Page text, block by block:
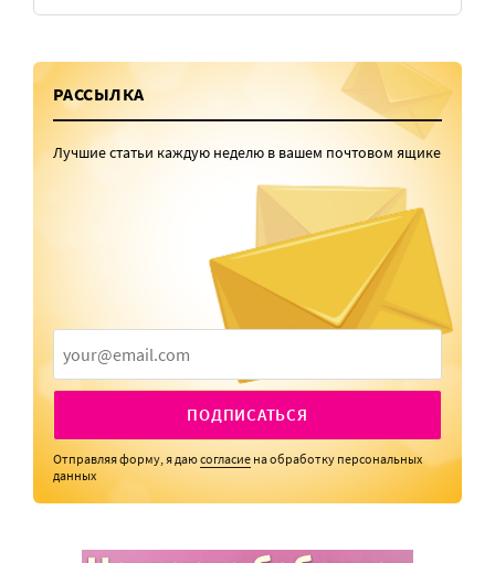
РАССЫЛКА
Лучшие статьи каждую неделю в вашем почтовом ящике
ПОДПИСАТЬСЯ
Отправляя форму, я даюсогласие на обработку персональных
данных